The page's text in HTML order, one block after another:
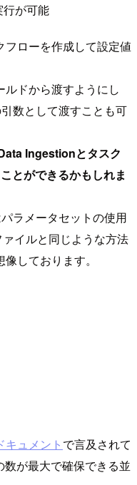
が可能
ローを作成して設定値
ドから渡すようにし
数として渡すことも可
Ingestionとタスク
とができるかもしれま
ラメータセットの使用
イルと同じような方法
しております。
キュメント で言及されて
が最大で確保できる並